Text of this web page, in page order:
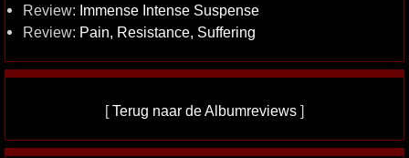
Review: Immense Intense Suspense
Review: Pain, Resistance, Suffering
[Terug naar de Albumreviews ]